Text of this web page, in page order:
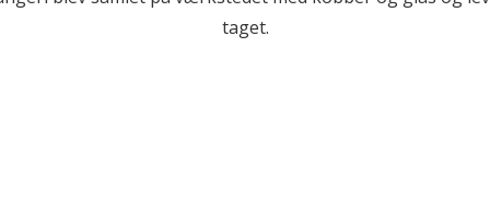
taget.